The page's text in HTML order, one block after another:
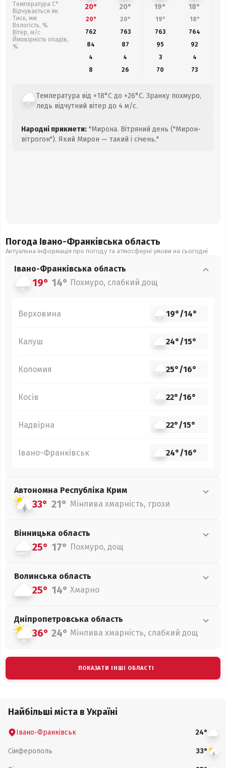
Температура С°
Відчувається як
Тиск, мм
Вологість, %
Вітер, м/с
Ймовірність опадів,
%
20° 20° 19° 18°
20° 20° 19° 18°
762
763 763 764
84
87 95 92
4
4 3
4
8
26 70 73
Температура від +18°C до +26°C. Зранку похмуро,
ледь відчутний вітер до 4 м/с.
Народні прикмети: "Мирона. Вітряний день ("Мирон-
вітрогон"). Який Мирон — такий і січень."
Погода Івано-Франківська область
Актуальна інформація про погоду та атмосферні умови на сьогодні
Івано-Франківська область
19° 14° Похмуро, слабкий дощ
Верховина 19°/14°
Калуш 24°/15°
Коломия 25°/16°
Косів 22°/16°
Надвірна 22°/15°
Івано-Франківськ 24°/16°
Автономна Республіка Крим
33° 21° Мінлива хмарність, грози
Вінницька область
25° 17° Похмуро, дощ
Волинська область
25° 14° Хмарно
Дніпропетровська область
36° 24° Мінлива хмарність, слабкий дощ
ПОКАЗАТИ ІНШІ ОБЛАСТІ
Найбільші міста в Україні
Івано-Франківськ 24°
Сімферополь 33°